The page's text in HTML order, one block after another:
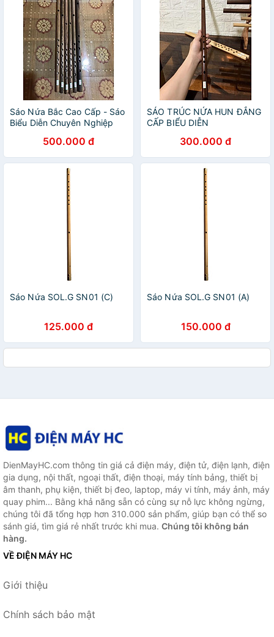
Sáo Nứa Bắc Cao Cấp - Sáo
Biểu Diễn Chuyên Nghiệp
500.000 đ
SÁO TRÚC NỨA HUN ĐẲNG
CẤP BIỂU DIỄN
300.000 đ
Sáo Nứa SOL.G SN01 (C)
125.000 đ
Sáo Nứa SOL.G SN01 (A)
150.000 đ
DienMayHC.com thông tin giá cả điện máy, điện tử, điện lạnh, điện
gia dụng, nội thất, ngoại thất, điện thoại, máy tính bảng, thiết bị
âm thanh, phụ kiện, thiết bị đeo, laptop, máy vi tính, máy ảnh, máy
quay phim... Bằng khả năng sẵn có cùng sự nỗ lực không ngừng,
chúng tôi đã tổng hợp hơn 310.000 sản phẩm, giúp bạn có thể so
sánh giá, tìm giá rẻ nhất trước khi mua. Chúng tôi không bán
hàng.
VỀ ĐIỆN MÁY HC
Giới thiệu
Chính sách bảo mật